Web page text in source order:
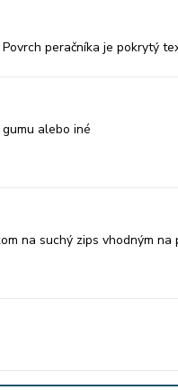
peračníka je pokrytý
alebo iné
na suchý zips vhodným na